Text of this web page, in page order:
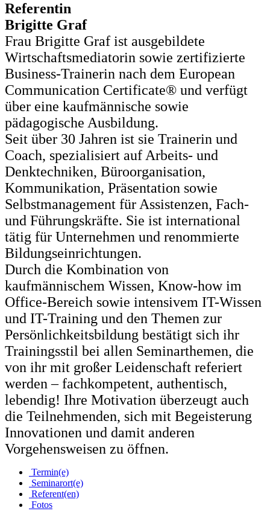
Referentin
Brigitte Graf
Frau Brigitte Graf ist ausgebildete
Wirtschaftsmediatorin sowie zertifizierte
Business-Trainerin nach dem European
Communication Certificate® und verfügt
über eine kaufmännische sowie
pädagogische Ausbildung.
Seit über 30 Jahren ist sie Trainerin und
Coach, spezialisiert auf Arbeits- und
Denktechniken, Büroorganisation,
Kommunikation, Präsentation sowie
Selbstmanagement für Assistenzen, Fach-
und Führungskräfte. Sie ist international
tätig für Unternehmen und renommierte
Bildungseinrichtungen.
Durch die Kombination von
kaufmännischem Wissen, Know-how im
Office-Bereich sowie intensivem IT-Wissen
und IT-Training und den Themen zur
Persönlichkeitsbildung bestätigt sich ihr
Trainingsstil bei allen Seminarthemen, die
von ihr mit großer Leidenschaft referiert
werden – fachkompetent, authentisch,
lebendig! Ihre Motivation überzeugt auch
die Teilnehmenden, sich mit Begeisterung
Innovationen und damit anderen
Vorgehensweisen zu öffnen.
Termin(e)
Seminarort(e)
Referent(en)
Fotos